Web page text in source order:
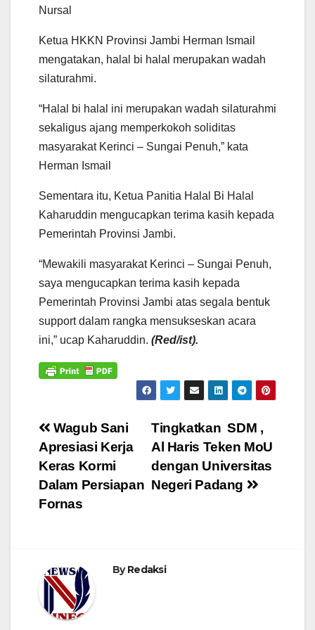
Nursal
Ketua HKKN Provinsi Jambi Herman Ismail
mengatakan, halal bi halal merupakan wadah
silaturahmi.
“Halal bi halal ini merupakan wadah silaturahmi
sekaligus ajang memperkokoh soliditas
masyarakat Kerinci – Sungai Penuh,” kata
Herman Ismail
Sementara itu, Ketua Panitia Halal Bi Halal
Kaharuddin mengucapkan terima kasih kepada
Pemerintah Provinsi Jambi.
“Mewakili masyarakat Kerinci – Sungai Penuh,
saya mengucapkan terima kasih kepada
Pemerintah Provinsi Jambi atas segala bentuk
support dalam rangka mensukseskan acara
ini,” ucap Kaharuddin. (Red/ist).
Navigasi
pos
Tingkatkan SDM ,
Al Haris Teken MoU
dengan Universitas
Negeri Padang
Wagub Sani
Apresiasi Kerja
Keras Kormi
Dalam Persiapan
Fornas
ByRedaksi